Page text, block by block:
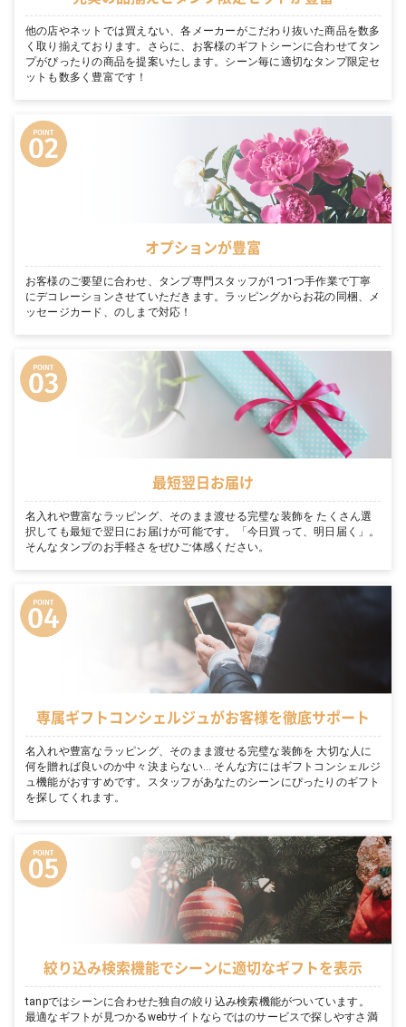
他の店やネットでは買えない、各メーカーがこだわり抜いた商品を数多
く取り揃えております。さらに、お客様のギフトシーンに合わせてタン
プがぴったりの商品を提案いたします。シーン毎に適切なタンプ限定セ
ットも数多く豊富です！
オプションが豊富
お客様のご要望に合わせ、タンプ専門スタッフが1つ1つ手作業で丁寧
にデコレーションさせていただきます。ラッピングからお花の同梱、メ
ッセージカード、のしまで対応！
最短翌日お届け
名入れや豊富なラッピング、そのまま渡せる完璧な装飾を たくさん選
択しても最短で翌日にお届けが可能です。「今日買って、明日届く」。
そんなタンプのお手軽さをぜひご体感ください。
専属ギフトコンシェルジュがお客様を徹底サポート
名入れや豊富なラッピング、そのまま渡せる完璧な装飾を 大切な人に
何を贈れば良いのか中々決まらない… そんな方にはギフトコンシェルジ
ュ機能がおすすめです。スタッフがあなたのシーンにぴったりのギフト
を探してくれます。
絞り込み検索機能でシーンに適切なギフトを表示
tanpではシーンに合わせた独自の絞り込み検索機能がついています。
最適なギフトが見つかるwebサイトならではのサービスで探しやすさ満